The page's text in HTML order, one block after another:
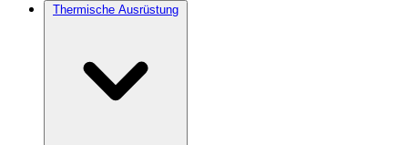
Thermische Ausrüstung